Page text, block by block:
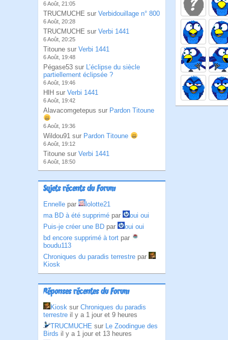
6 Août, 21:05
TRUCMUCHE sur Verbidouillage n° 800
6 Août, 20:28
TRUCMUCHE sur Verbi 1441
6 Août, 20:25
Titoune sur Verbi 1441
6 Août, 19:48
Pégase53 sur L’éclipse du siècle
partiellement éclipsée ?
6 Août, 19:46
HlH sur Verbi 1441
6 Août, 19:42
Alavacomgetepus sur Pardon Titoune
6 Août, 19:36
Wildou91 sur Pardon Titoune
6 Août, 19:12
Titoune sur Verbi 1441
6 Août, 18:50
Sujets récents du Forum
Ennelle par
lolotte21
ma BD à été supprimé par
oui oui
Puis-je créer une BD par
oui oui
bd encore supprimé à tort par
boudu113
Chroniques du paradis terrestre par
Kiosk
Réponses récentes du Forum
Kiosk sur Chroniques du paradis
terrestre il y a 1 jour et 9 heures
TRUCMUCHE sur Le Zoodingue des
Birds il y a 1 jour et 13 heures